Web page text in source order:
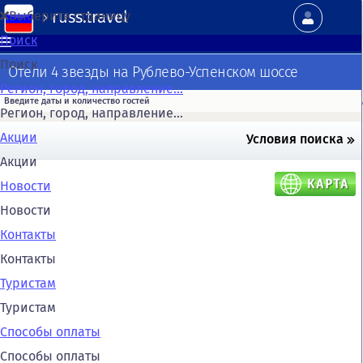
russ.travel
Выберите страницу
Поиск
Поиск
Регион, город, направление...
Регион, город, направление...
Акции
Акции
Новости
Новости
Контакты
Контакты
Туристам
Туристам
Способы оплаты
Способы оплаты
Отели 4 звезды на Рублево-Успенском шоссе
Условия поиска